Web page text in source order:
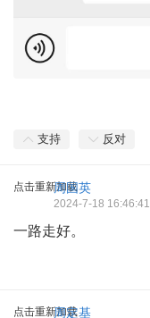
支持 反对
点击重新加载
周国英
2024-7-18 16:46:41
一路走好。
点击重新加载
周定基